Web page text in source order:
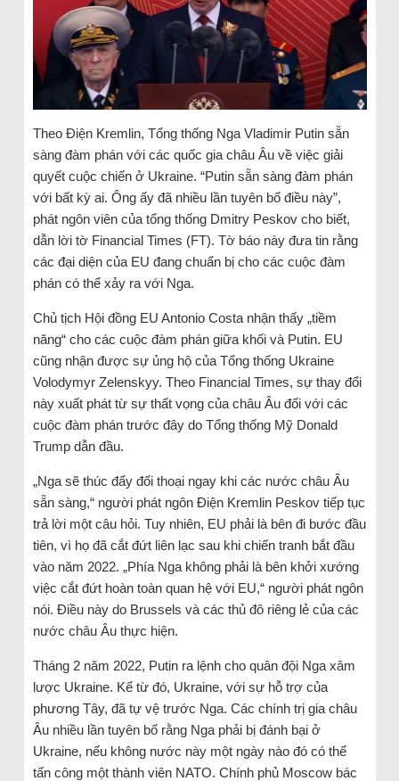
Theo Điện Kremlin, Tổng thống Nga Vladimir Putin sẵn
sàng đàm phán với các quốc gia châu Âu về việc giải
quyết cuộc chiến ở Ukraine. “Putin sẵn sàng đàm phán
với bất kỳ ai. Ông ấy đã nhiều lần tuyên bố điều này”,
phát ngôn viên của tổng thống Dmitry Peskov cho biết,
dẫn lời tờ Financial Times (FT). Tờ báo này đưa tin rằng
các đại diện của EU đang chuẩn bị cho các cuộc đàm
phán có thể xảy ra với Nga.
Chủ tịch Hội đồng EU Antonio Costa nhận thấy „tiềm
năng“ cho các cuộc đàm phán giữa khối và Putin. EU
cũng nhận được sự ủng hộ của Tổng thống Ukraine
Volodymyr Zelenskyy. Theo Financial Times, sự thay đổi
này xuất phát từ sự thất vọng của châu Âu đối với các
cuộc đàm phán trước đây do Tổng thống Mỹ Donald
Trump dẫn đầu.
„Nga sẽ thúc đẩy đối thoại ngay khi các nước châu Âu
sẵn sàng,“ người phát ngôn Điện Kremlin Peskov tiếp tục
trả lời một câu hỏi. Tuy nhiên, EU phải là bên đi bước đầu
tiên, vì họ đã cắt đứt liên lạc sau khi chiến tranh bắt đầu
vào năm 2022. „Phía Nga không phải là bên khởi xướng
việc cắt đứt hoàn toàn quan hệ với EU,“ người phát ngôn
nói. Điều này do Brussels và các thủ đô riêng lẻ của các
nước châu Âu thực hiện.
Tháng 2 năm 2022, Putin ra lệnh cho quân đội Nga xâm
lược Ukraine. Kể từ đó, Ukraine, với sự hỗ trợ của
phương Tây, đã tự vệ trước Nga. Các chính trị gia châu
Âu nhiều lần tuyên bố rằng Nga phải bị đánh bại ở
Ukraine, nếu không nước này một ngày nào đó có thể
tấn công một thành viên NATO. Chính phủ Moscow bác